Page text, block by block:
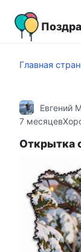
контенту
Главная
Евгений
7 месяцев
Открытка